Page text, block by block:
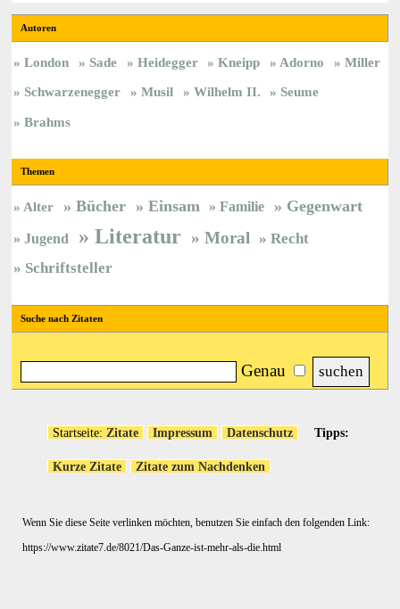
Autoren
London Sade Heidegger Kneipp Adorno
Miller
Schwarzenegger
Musil Wilhelm II.
Seume
Brahms
Themen
Alter Bücher Einsam Familie Gegenwart
Jugend Literatur Moral
Recht
Schriftsteller
Suche nach Zitaten
Genau
Startseite: Zitate Impressum Datenschutz Tipps:
Kurze Zitate Zitate zum Nachdenken
Wenn Sie diese Seite verlinken möchten, benutzen Sie einfach den folgenden Link:
https://www.zitate7.de/8021/Das-Ganze-ist-mehr-als-die.html